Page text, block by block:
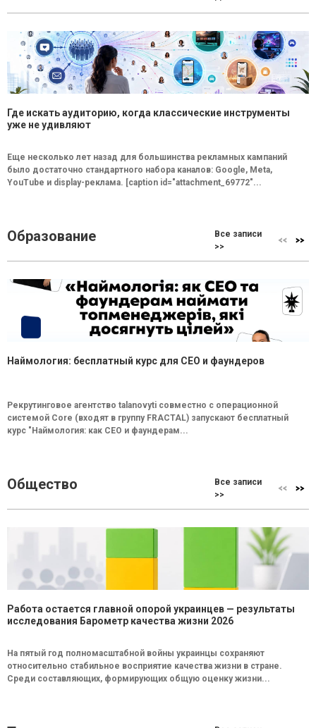
Где искать аудиторию, когда классические инструменты
уже не удивляют
Еще несколько лет назад для большинства рекламных кампаний
было достаточно стандартного набора каналов: Google, Meta,
YouTube и display-реклама. [caption id="attachment_69772"...
Образование
Все записи
>>
Наймология: бесплатный курс для CEO и фаундеров
Рекрутинговое агентство talanovyti совместно с операционной
системой Core (входят в группу FRACTAL) запускают бесплатный
курс "Наймология: как СEO и фаундерам...
Общество
Все записи
>>
Работа остается главной опорой украинцев — результаты
исследования Барометр качества жизни 2026
На пятый год полномасштабной войны украинцы сохраняют
относительно стабильное восприятие качества жизни в стране.
Среди составляющих, формирующих общую оценку жизни...